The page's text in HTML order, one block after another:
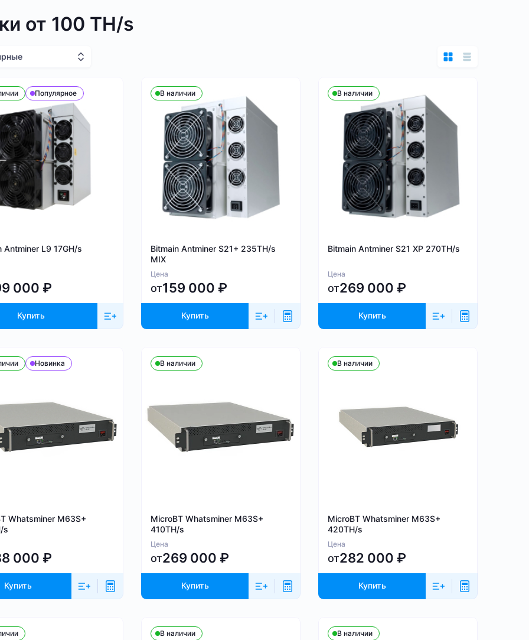
от 100 TH/s
Популярное
Antminer L9 17GH/s
000 ₽
Купить
В наличии
Bitmain Antminer S21+ 235TH/s
MIX
Цена
от159 000 ₽
Купить
В наличии
Bitmain Antminer S21 XP 270TH/s
Цена
от269 000 ₽
Купить
Новинка
Whatsminer M63S+
s
000 ₽
Купить
В наличии
MicroBT Whatsminer M63S+
410TH/s
Цена
от269 000 ₽
Купить
В наличии
MicroBT Whatsminer M63S+
420TH/s
Цена
от282 000 ₽
Купить
В наличии В наличии